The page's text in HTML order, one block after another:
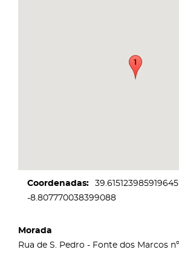
Coordenadas
39.615123985919645
-8.807770038399088
Morada
Rua de S. Pedro - Fonte dos Marcos